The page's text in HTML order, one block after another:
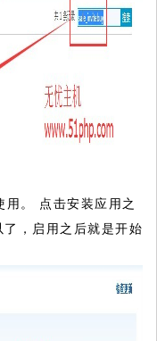
。 点击安装应用之
，启用之后就是开始